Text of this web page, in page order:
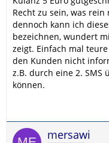
Recht zu sein, was
dennoch kann ich
bezeichnen, wundert
zeigt. Einfach mal
den Kunden nicht
z.B. durch eine 2. SMS
können.
mersawi